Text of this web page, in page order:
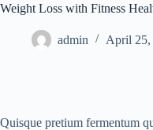
Weight Loss with Fitness
admin April 25,
Quisque pretium fermentum